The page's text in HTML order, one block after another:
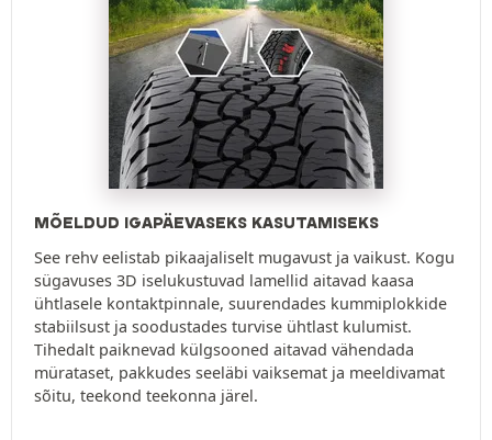
MÕELDUD IGAPÄEVASEKS KASUTAMISEKS
See rehv eelistab pikaajaliselt mugavust ja vaikust. Kogu
sügavuses 3D iselukustuvad lamellid aitavad kaasa
ühtlasele kontaktpinnale, suurendades kummiplokkide
stabiilsust ja soodustades turvise ühtlast kulumist.
Tihedalt paiknevad külgsooned aitavad vähendada
mürataset, pakkudes seeläbi vaiksemat ja meeldivamat
sõitu, teekond teekonna järel.